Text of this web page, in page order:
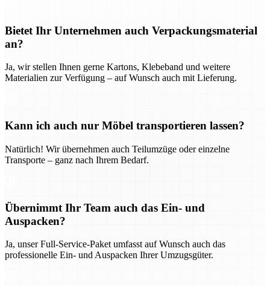
Bietet Ihr Unternehmen auch Verpackungsmaterial
an?
Ja, wir stellen Ihnen gerne Kartons, Klebeband und weitere
Materialien zur Verfügung – auf Wunsch auch mit Lieferung.
Kann ich auch nur Möbel transportieren lassen?
Natürlich! Wir übernehmen auch Teilumzüge oder einzelne
Transporte – ganz nach Ihrem Bedarf.
Übernimmt Ihr Team auch das Ein- und
Auspacken?
Ja, unser Full-Service-Paket umfasst auf Wunsch auch das
professionelle Ein- und Auspacken Ihrer Umzugsgüter.